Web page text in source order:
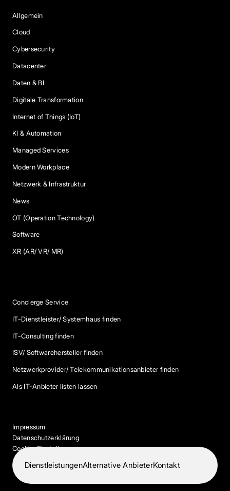
DienstleistungenAlternative AnbieterKontakt
Allgemein
Cloud
Cybersecurity
Datacenter
Daten & BI
Digitale Transformation
Internet of Things (IoT)
KI & Automation
Managed Services
Modern Workplace
Netzwerk & Infrastruktur
News
OT (Operation Technology)
Software
XR (AR/ VR/ MR)
Concierge Service
IT-Dienstleister/ Systemhaus finden
IT-Consulting finden
ISV/ Softwarehersteller finden
Netzwerkprovider/ Telekommunikationsanbieter finden
Als IT-Anbieter listen lassen
© 2026 IT-Dock. Alle Rechte vorbehalten.
Impressum
Datenschutzerklärung
Cookie-Einstellungen